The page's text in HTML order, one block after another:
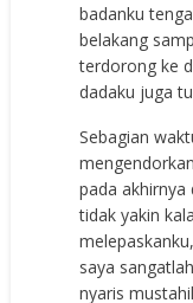
badanku
belakang
terdorong ke
dadaku juga
Sebagian
pada akhirnya
tidak yakin
saya
nyaris